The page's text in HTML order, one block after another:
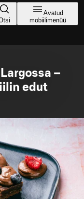
Avatud
mobiilimenüü
–
edut